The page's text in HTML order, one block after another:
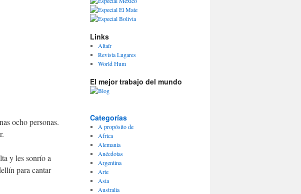
ocho personas.
y les sonrío a
para cantar
Links
Altaïr
Revista Lugares
World Hum
El mejor trabajo del mundo
Categorías
A propósito de
Africa
Alemania
Anécdotas
Argentina
Arte
Asia
Australia